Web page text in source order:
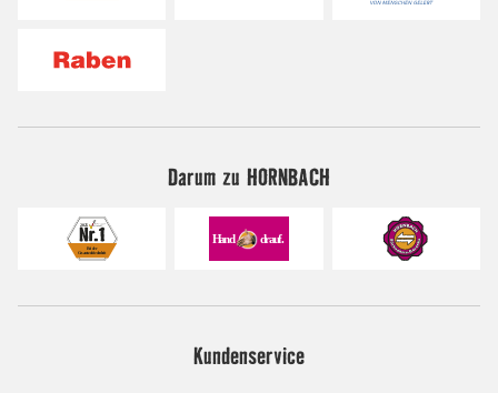
Darum zu HORNBACH
Kundenservice